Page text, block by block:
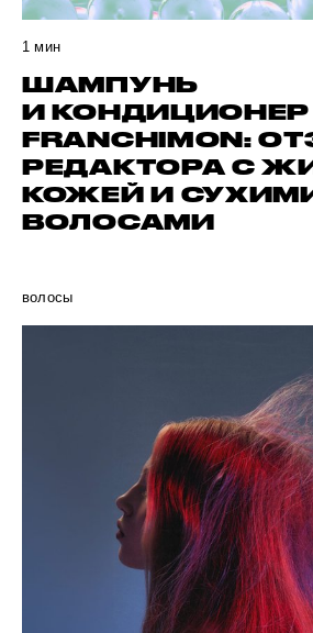
1 мин
ШАМПУНЬ
И КОНДИЦИОНЕР
FRANCHIMON:
РЕДАКТОРА С
КОЖЕЙ И
ВОЛОСАМИ
волосы